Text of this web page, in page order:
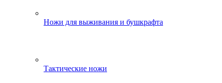
Ножи для выживания и бушкрафта
Тактические ножи